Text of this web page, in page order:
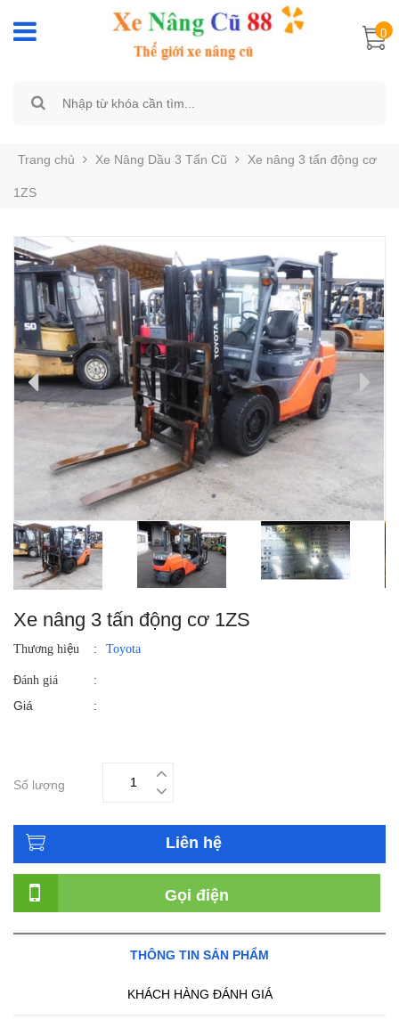
0
Trang chủ Xe Nâng Dầu 3 Tấn Cũ Xe nâng 3 tấn động cơ
1ZS
Xe nâng 3 tấn động cơ 1ZS
Thương hiệu : Toyota
Đánh giá
:
Giá
:
Số lượng
Liên hệ
Gọi điện
THÔNG TIN SẢN PHẨM
KHÁCH HÀNG ĐÁNH GIÁ